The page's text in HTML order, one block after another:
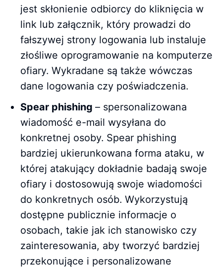
jest skłonienie odbiorcy do kliknięcia w
link lub załącznik, który prowadzi do
fałszywej strony logowania lub instaluje
złośliwe oprogramowanie na komputerze
ofiary. Wykradane są także wówczas
dane logowania czy poświadczenia.
Spear phishing – spersonalizowana
wiadomość e-mail wysyłana do
konkretnej osoby. Spear phishing
bardziej ukierunkowana forma ataku, w
której atakujący dokładnie badają swoje
ofiary i dostosowują swoje wiadomości
do konkretnych osób. Wykorzystują
dostępne publicznie informacje o
osobach, takie jak ich stanowisko czy
zainteresowania, aby tworzyć bardziej
przekonujące i personalizowane